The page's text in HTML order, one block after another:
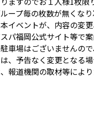
ープ毎の枚数が無くなり
イベントが、内容の変
パ福岡公式サイト等で案
車場はございませんの
、予告なく変更となる
報道機関の取材等によ